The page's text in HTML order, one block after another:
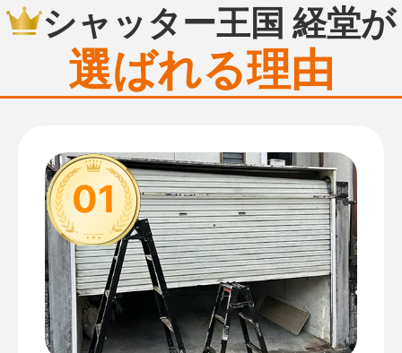
シャッター王国 経堂が
選ばれる理由
01